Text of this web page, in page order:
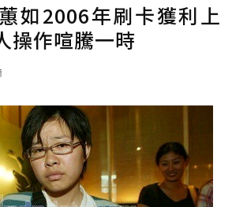
如2006年刷卡獲利上
作喧騰一時